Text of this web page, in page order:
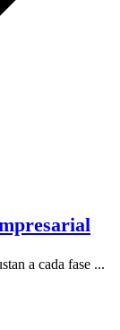
a cada fase ...